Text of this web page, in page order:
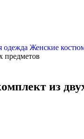
одежда Женские
предметов
из